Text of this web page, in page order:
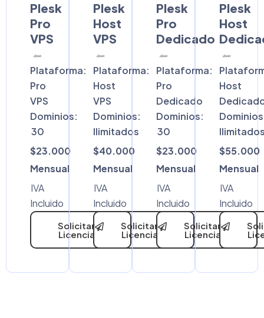
Plesk
Pro
VPS
Plataforma:
Pro
VPS
Dominios:
30
$23.000
Mensual
IVA
Incluido
Solicitar
Licencia
Plesk
Host
VPS
Plataforma:
Host
VPS
Dominios:
Ilimitados
$40.000
Mensual
IVA
Incluido
Solicitar
Licencia
Plesk
Pro
Dedicado
Plataforma:
Pro
Dedicado
Dominios:
30
$23.000
Mensual
IVA
Incluido
Solicitar
Licencia
Plesk
Host
Host
$55.000
Mensual
IVA
Incluido